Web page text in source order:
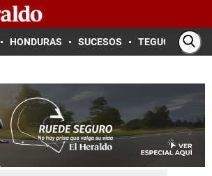
HONDURAS SUCESOS TEGUCIGALPA